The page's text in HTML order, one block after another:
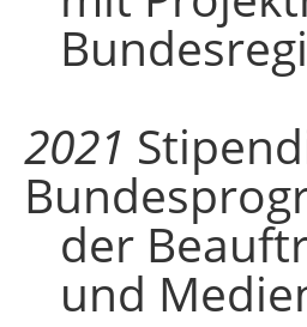
2021
der
und